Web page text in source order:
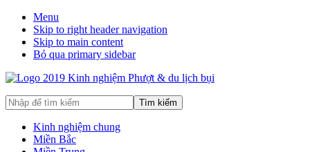
Menu
Skip to right header navigation
Skip to main content
Bỏ qua primary sidebar
Hướng
dẫn
phượt,
Nhập
để
kiếm
Kinh nghiệm chung
Miền Bắc